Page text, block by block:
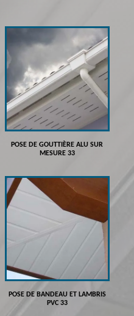
POSE DE GOUTTIÈRE ALU SUR
MESURE 33
POSE DE BANDEAU ET LAMBRIS
PVC 33